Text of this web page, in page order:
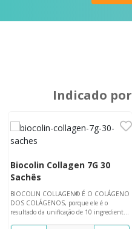
Indicado por
Biocolin Collagen 7G 30
Sachês
BIOCOLIN COLLAGEN® É O COLÁGENO
DOS COLÁGENOS, porque ele é o
resultado da unificação de 10 ingredientes